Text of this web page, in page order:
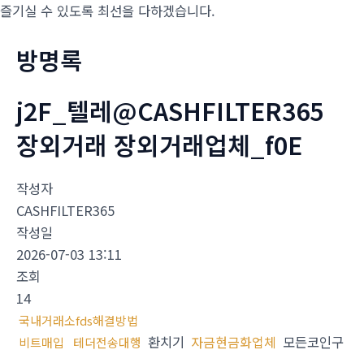
즐기실 수 있도록 최선을 다하겠습니다.
방명록
j2F_텔레@CASHFILTER365
장외거래 장외거래업체_f0E
작성자
CASHFILTER365
작성일
2026-07-03 13:11
조회
14
국내거래소fds해결방법
비트매입
테더전송대행 환치기 자금현금화업체 모든코인구